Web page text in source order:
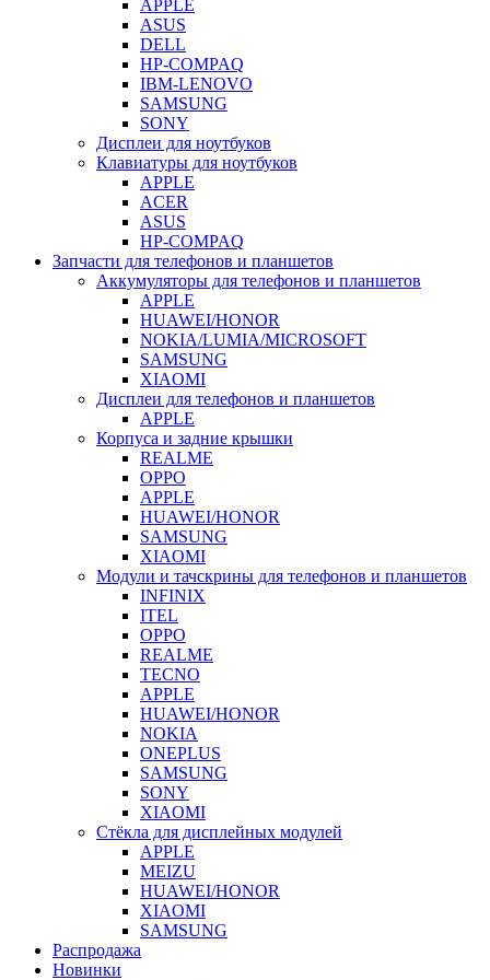
APPLE
ASUS
DELL
HP-COMPAQ
IBM-LENOVO
SAMSUNG
SONY
Дисплеи для ноутбуков
Клавиатуры для ноутбуков
APPLE
ACER
ASUS
HP-COMPAQ
Запчасти для телефонов и планшетов
Аккумуляторы для телефонов и планшетов
APPLE
HUAWEI/HONOR
NOKIA/LUMIA/MICROSOFT
SAMSUNG
XIAOMI
Дисплеи для телефонов и планшетов
APPLE
Корпуса и задние крышки
REALME
OPPO
APPLE
HUAWEI/HONOR
SAMSUNG
XIAOMI
Модули и тачскрины для телефонов и планшетов
INFINIX
ITEL
OPPO
REALME
TECNO
APPLE
HUAWEI/HONOR
NOKIA
ONEPLUS
SAMSUNG
SONY
XIAOMI
Стёкла для дисплейных модулей
APPLE
MEIZU
HUAWEI/HONOR
XIAOMI
SAMSUNG
Распродажа
Новинки